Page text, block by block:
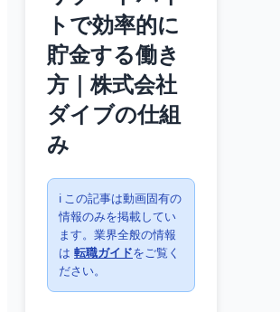
トで効率的に
貯金する働き
方｜株式会社
ダイブの仕組
み
ℹ️ この記事は動画固有の
情報のみを掲載してい
ます。業界全般の情報
は 転職ガイドをご覧く
ださい。